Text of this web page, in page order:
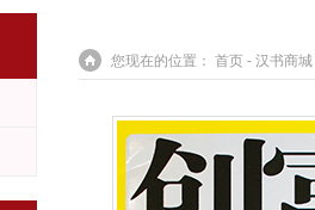
您现在的位置： 首页 - 汉书商城